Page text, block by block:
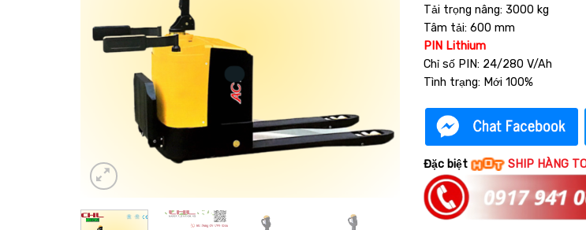
Tải trọng nâng: 3000 kg
Tâm tải: 600 mm
PIN Lithium
Chỉ số PIN: 24/280 V/Ah
Tình trạng: Mới 100%
Đặc biệt SHIP HÀNG